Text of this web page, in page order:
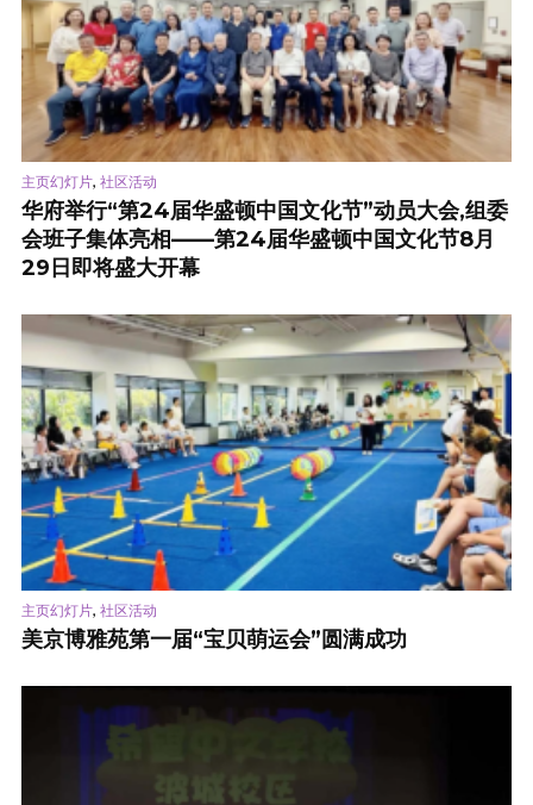
主页幻灯片, 社区活动
华府举行“第24届华盛顿中国文化节”动员大会,组委
会班子集体亮相——第24届华盛顿中国文化节8月
29日即将盛大开幕
主页幻灯片, 社区活动
美京博雅苑第一届“宝贝萌运会”圆满成功